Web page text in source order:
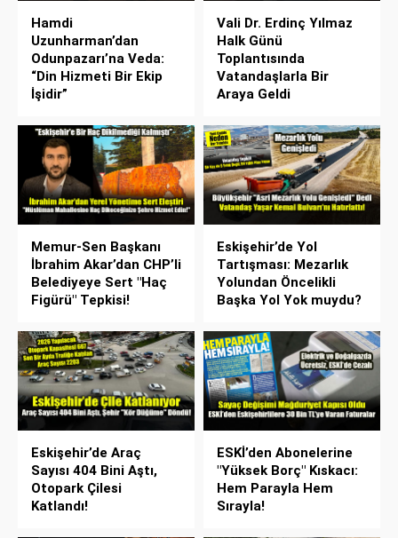
Hamdi
Uzunharman’dan
Odunpazarı’na Veda:
“Din Hizmeti Bir Ekip
İşidir”
Vali Dr. Erdinç Yılmaz
Halk Günü
Toplantısında
Vatandaşlarla Bir
Araya Geldi
Memur-Sen Başkanı
İbrahim Akar’dan CHP’li
Belediyeye Sert "Haç
Figürü" Tepkisi!
Eskişehir’de Yol
Tartışması: Mezarlık
Yolundan Öncelikli
Başka Yol Yok muydu?
Eskişehir’de Araç
Sayısı 404 Bini Aştı,
Otopark Çilesi
Katlandı!
ESKİ’den Abonelerine
"Yüksek Borç" Kıskacı:
Hem Parayla Hem
Sırayla!